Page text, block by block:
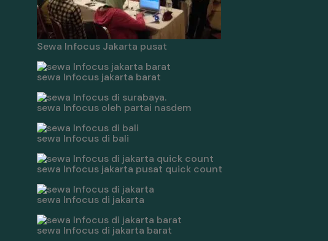
Sewa Infocus Jakarta pusat
sewa Infocus jakarta barat
sewa Infocus oleh partai nasdem
sewa Infocus di bali
sewa Infocus jakarta pusat quick count
sewa Infocus di jakarta
sewa Infocus di jakarta barat